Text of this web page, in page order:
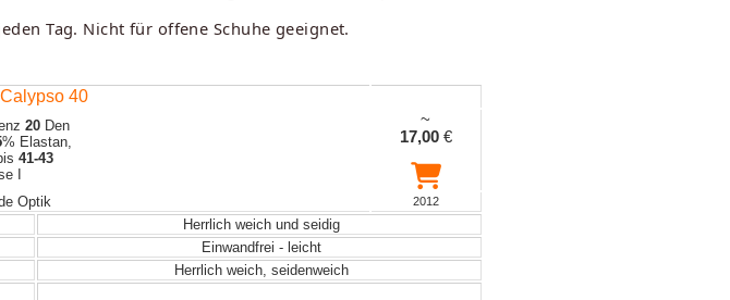
Tag. Nicht für offene Schuhe geeignet.
40
20 Den
% Elastan,
41-43
I
~
17,00€
Optik 2012
Herrlich weich und seidig
Einwandfrei - leicht
Herrlich weich, seidenweich